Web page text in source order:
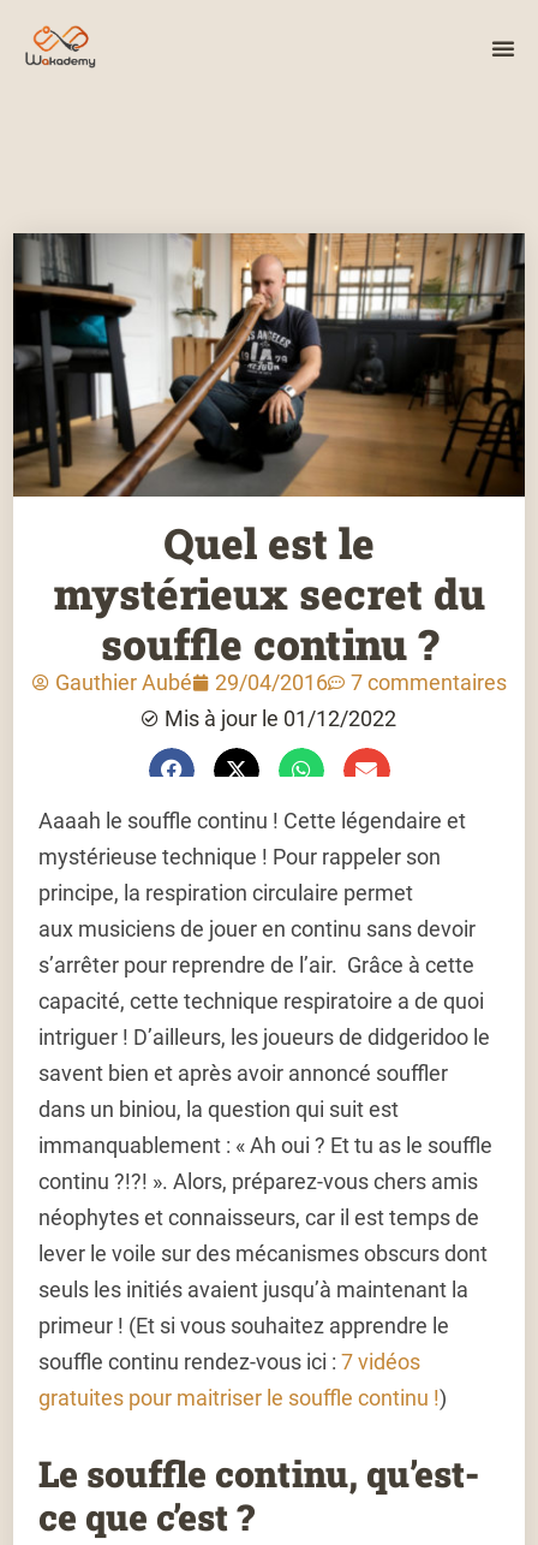
Quel est le
mystérieux secret du
souffle continu ?
Gauthier Aubé 29/04/2016
7 commentaires
Mis à jour le 01/12/2022
Aaaah le souffle continu ! Cette légendaire et
mystérieuse technique ! Pour rappeler son
principe, la respiration circulaire permet
aux musiciens de jouer en continu sans devoir
s’arrêter pour reprendre de l’air. Grâce à cette
capacité, cette technique respiratoire a de quoi
intriguer ! D’ailleurs, les joueurs de didgeridoo le
savent bien et après avoir annoncé souffler
dans un biniou, la question qui suit est
immanquablement : « Ah oui ? Et tu as le souffle
continu ?!?! ». Alors, préparez-vous chers amis
néophytes et connaisseurs, car il est temps de
lever le voile sur des mécanismes obscurs dont
seuls les initiés avaient jusqu’à maintenant la
primeur ! (Et si vous souhaitez apprendre le
souffle continu rendez-vous ici :7 vidéos
gratuites pour maitriser le souffle continu !)
Le souffle continu, qu’est-
ce que c’est ?